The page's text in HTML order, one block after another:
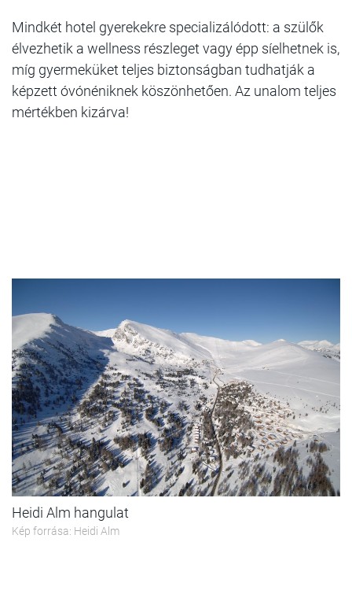
Mindkét hotel gyerekekre specializálódott: a szülők
élvezhetik a wellness részleget vagy épp síelhetnek is,
míg gyermeküket teljes biztonságban tudhatják a
képzett óvónéniknek köszönhetően. Az unalom teljes
mértékben kizárva!
Heidi Alm hangulat
Kép forrása: Heidi Alm